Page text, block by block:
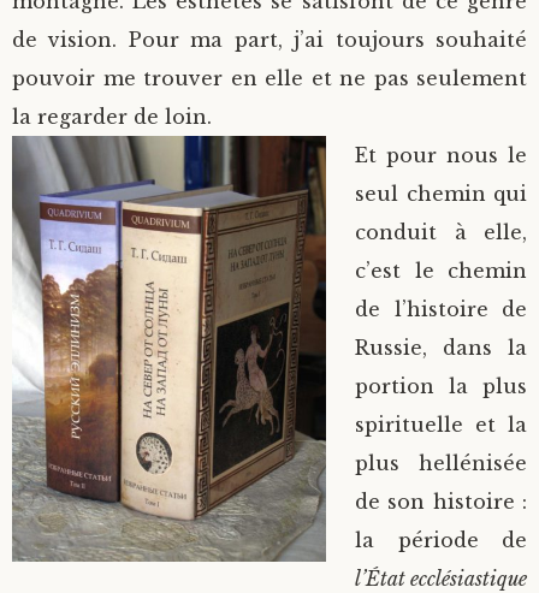
de vision. Pour ma part, j’ai toujours souhaité
pouvoir me trouver en elle et ne pas seulement
la regarder de loin.
Et pour nous le
seul chemin qui
conduit à elle,
c’est le chemin
de l’histoire de
Russie, dans la
portion la plus
spirituelle et la
plus hellénisée
de son histoire :
la période de
l’État ecclésiastique